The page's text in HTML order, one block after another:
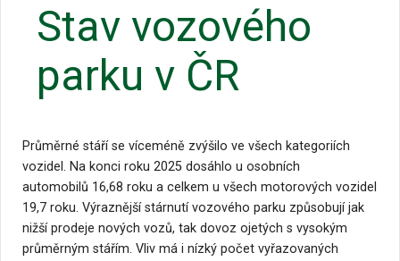
Stav vozového
parku v ČR
Průměrné stáří se víceméně zvýšilo ve všech kategoriích
vozidel. Na konci roku 2025 dosáhlo u osobních
automobilů 16,68 roku a celkem u všech motorových vozidel
19,7 roku. Výraznější stárnutí vozového parku způsobují jak
nižší prodeje nových vozů, tak dovoz ojetých s vysokým
průměrným stářím. Vliv má i nízký počet vyřazovaných